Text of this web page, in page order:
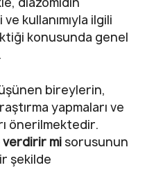
kullanımıyla ilgili
konusunda genel
bireylerin,
yapmaları ve
önerilmektedir.
verdirir mi sorusunun
şekilde